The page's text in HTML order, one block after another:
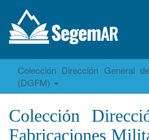
Colección Dirección General
(DGFM)
Colección
Fabricaciones